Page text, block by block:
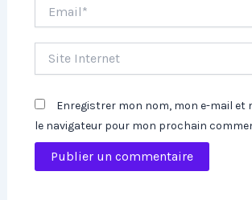
Internet
Enregistrer mon nom, mon e-mail et
le navigateur pour mon prochain